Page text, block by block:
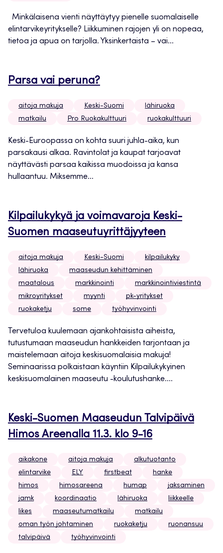
Minkälaisena vienti näyttäytyy pienelle suomalaiselle
elintarvikeyritykselle? Liikkuminen rajojen yli on nopeaa,
tietoa ja apua on tarjolla. Yksinkertaista – vai...
Parsa vai peruna?
aitoja makuja Keski-Suomi
lähiruoka
matkailu
Pro Ruokakulttuuri ruokakulttuuri
Keski-Euroopassa on kohta suuri juhla-aika, kun
parsakausi alkaa. Ravintolat ja kaupat tarjoavat
näyttävästi parsaa kaikissa muodoissa ja kansa
hullaantuu. Miksemme...
Kilpailukykyä ja voimavaroja Keski-
Suomen maaseutuyrittäjyyteen
aitoja makuja Keski-Suomi
kilpailukyky
lähiruoka
maaseudun kehittäminen
maatalous
markkinointi
markkinointiviestintä
mikroyritykset
myynti
pk-yritykset
ruokaketju
some työhyvinvointi
Tervetuloa kuulemaan ajankohtaisista aiheista,
tutustumaan maaseudun hankkeiden tarjontaan ja
maistelemaan aitoja keskisuomalaisia makuja!
Seminaarissa polkaistaan käyntiin Kilpailukykyinen
keskisuomalainen maaseutu -koulutushanke....
Keski-Suomen Maaseudun Talvipäivä
Himos Areenalla 11.3. klo 9-16
aikakone aitoja makuja
alkutuotanto
elintarvike
ELY firstbeat
hanke
himos
himosareena humap
jaksaminen
jamk
koordinaatio lähiruoka
liikkeelle
likes
maaseutumatkailu
matkailu
oman työn johtaminen
ruokaketju
ruonansuu
talvipäivä
työhyvinvointi